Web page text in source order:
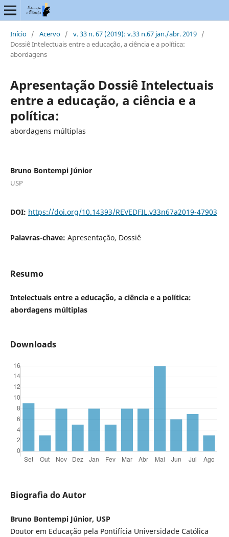
Início / Acervo / v. 33 n. 67 (2019): v.33 n.67 jan./abr. 2019 /
Dossiê Intelectuais entre a educação, a ciência e a política:
abordagens
Apresentação Dossiê Intelectuais
entre a educação, a ciência e a
política:
abordagens múltiplas
Bruno Bontempi Júnior
USP
DOI: https://doi.org/10.14393/REVEDFIL.v33n67a2019-47903
Palavras-chave: Apresentação, Dossiê
Resumo
Intelectuais entre a educação, a ciência e a política:
abordagens múltiplas
Downloads
Biografia do Autor
Bruno Bontempi Júnior, USP
Doutor em Educação pela Pontifícia Universidade Católica